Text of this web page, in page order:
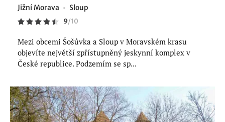
Jižní Morava Sloup
9/10
Mezi obcemi Šošůvka a Sloup v Moravském krasu
objevíte největší zpřístupněný jeskynní komplex v
České republice. Podzemím se sp...